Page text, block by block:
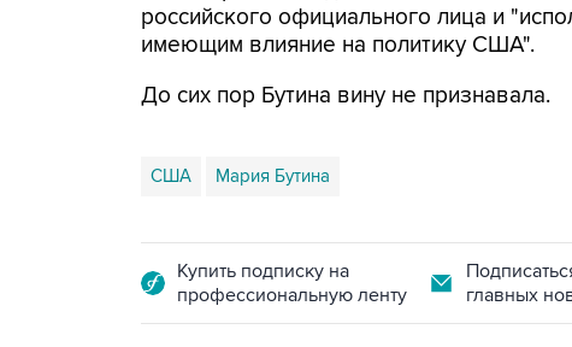
российского официального лица и
имеющим влияние на политику США".
До сих пор Бутина вину не признавала.
США Мария Бутина
Купить подписку на
профессиональную ленту
главных